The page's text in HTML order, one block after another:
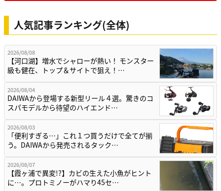
人気記事ランキング(全体)
2026/08/08
【河口湖】増水でシャローが熱い！ モンスター
級も健在、トップ＆サイトで狙え！…
2026/08/04
DAIWAから登場する新型リール４選。驚きのコ
スパモデルから待望のハイエンド…
2026/08/03
「便利すぎる…」これ１つ買うだけで全てが揃
う。DAIWAから発売されるタック…
2026/08/07
【霞ヶ浦で異変!?】カビの生えた小魚がヒント
に…。プロトミノーがハマり45セ…